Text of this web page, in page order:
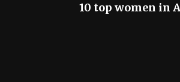
10 top women in